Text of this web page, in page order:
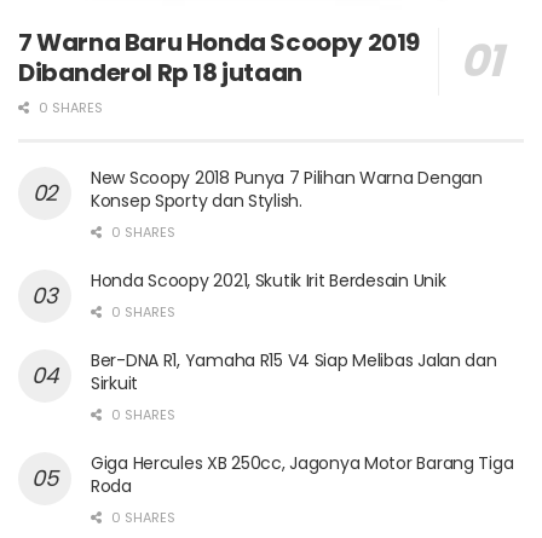
7 Warna Baru Honda Scoopy 2019
Dibanderol Rp 18 jutaan
0 SHARES
New Scoopy 2018 Punya 7 Pilihan Warna Dengan
Konsep Sporty dan Stylish.
0 SHARES
Honda Scoopy 2021, Skutik Irit Berdesain Unik
0 SHARES
Ber-DNA R1, Yamaha R15 V4 Siap Melibas Jalan dan
Sirkuit
0 SHARES
Giga Hercules XB 250cc, Jagonya Motor Barang Tiga
Roda
0 SHARES